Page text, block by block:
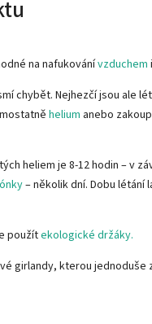
na nafukovánívzduchem i
chybět. Nejhezčí jsou ale
helium anebo
heliem je 8-12 hodin – v
– několik dní. Dobu
použítekologické držáky.
girlandy, kterou